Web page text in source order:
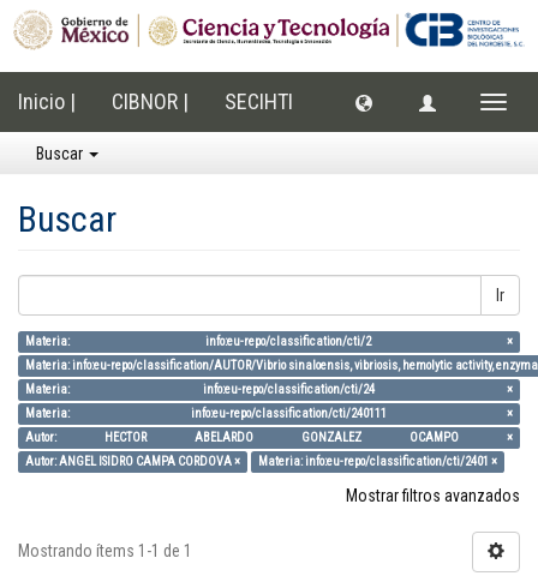
Inicio | CIBNOR | SECIHTI
Buscar
Buscar
Ir
Materia: info:eu-repo/classification/cti/2 ×
Materia: info:eu-repo/classification/AUTOR/Vibrio sinaloensis, vibriosis, hemolytic activity,
Materia: info:eu-repo/classification/cti/24 ×
Materia: info:eu-repo/classification/cti/240111 ×
Autor: HECTOR ABELARDO GONZALEZ OCAMPO ×
Autor: ANGEL ISIDRO CAMPA CORDOVA ×
Materia: info:eu-repo/classification/cti/2401 ×
Mostrar filtros avanzados
Mostrando ítems 1-1 de 1